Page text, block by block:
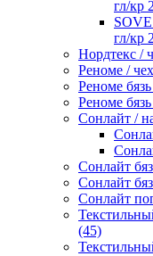
гл/кр
гл/кр
Нордтекс /
Реноме /
Реноме
Реноме
Сонлайт /
Сонлайт
Сонлайт
Сонлайт
(45)